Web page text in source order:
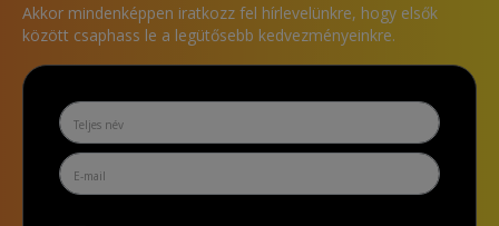
Akkor mindenképpen iratkozz fel hírlevelünkre, hogy elsők
között csaphass le a legütősebb kedvezményeinkre.